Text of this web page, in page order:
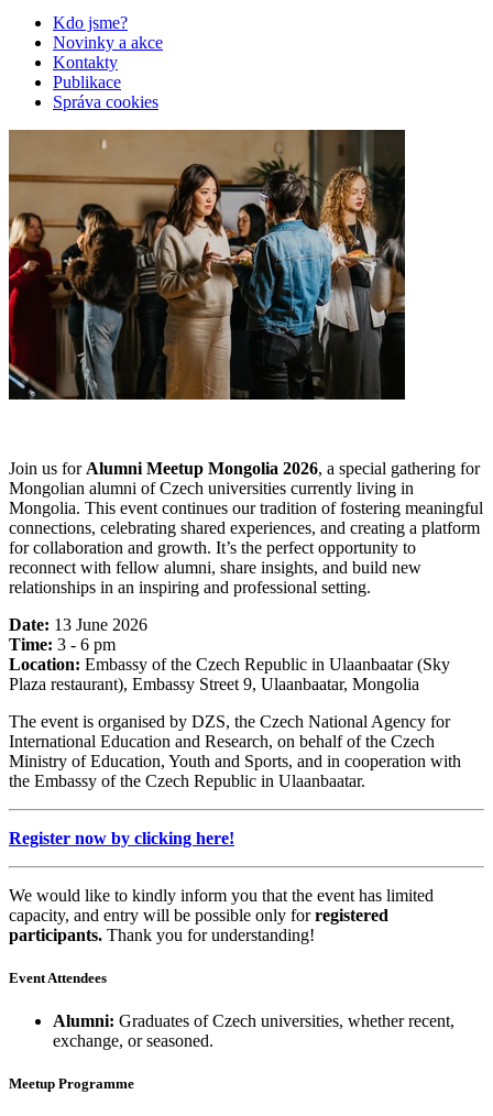
Kdo jsme?
Novinky a akce
Kontakty
Publikace
Správa cookies
Join us for Alumni Meetup Mongolia 2026, a special gathering for
Mongolian alumni of Czech universities currently living in
Mongolia. This event continues our tradition of fostering meaningful
connections, celebrating shared experiences, and creating a platform
for collaboration and growth. It’s the perfect opportunity to
reconnect with fellow alumni, share insights, and build new
relationships in an inspiring and professional setting.
Date: 13 June 2026
Time: 3 - 6 pm
Location: Embassy of the Czech Republic in Ulaanbaatar (Sky
Plaza restaurant), Embassy Street 9, Ulaanbaatar, Mongolia
The event is organised by DZS, the Czech National Agency for
International Education and Research, on behalf of the Czech
Ministry of Education, Youth and Sports, and in cooperation with
the Embassy of the Czech Republic in Ulaanbaatar.
Register now by clicking here!
We would like to kindly inform you that the event has limited
capacity, and entry will be possible only forregistered
participants. Thank you for understanding!
Event Attendees
Alumni: Graduates of Czech universities, whether recent,
exchange, or seasoned.
Meetup Programme